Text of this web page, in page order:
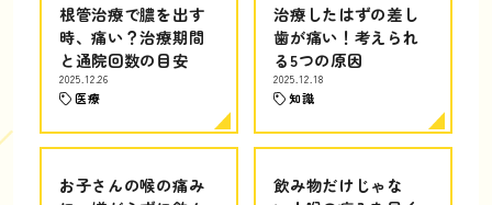
根管治療で膿を出す
時、痛い？治療期間
と通院回数の目安
2025.12.26
医療
治療したはずの差し
歯が痛い！考えられ
る5つの原因
2025.12.18
知識
お子さんの喉の痛み
飲み物だけじゃな